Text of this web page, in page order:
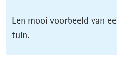
Een mooi voorbeeld van
tuin.